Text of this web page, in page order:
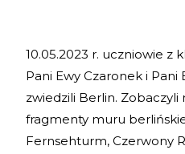
10.05.2023 r. uczniowie z
Pani Ewy Czaronek i Pani
zwiedzili Berlin. Zobaczyli
fragmenty muru
Fernsehturm, Czerwony